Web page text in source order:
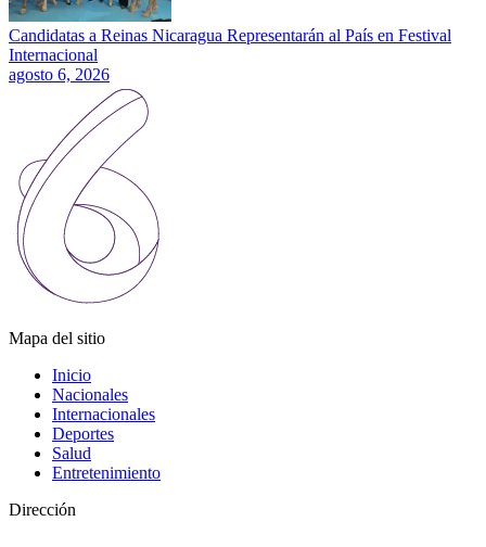
Candidatas a Reinas Nicaragua Representarán al País en Festival
Internacional
agosto 6, 2026
Mapa del sitio
Inicio
Nacionales
Internacionales
Deportes
Salud
Entretenimiento
Dirección